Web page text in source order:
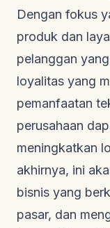
Dengan fokus
produk dan
pelanggan
loyalitas yang
pemanfaatan
perusahaan
meningkatkan
akhirnya, ini
bisnis yang
pasar, dan